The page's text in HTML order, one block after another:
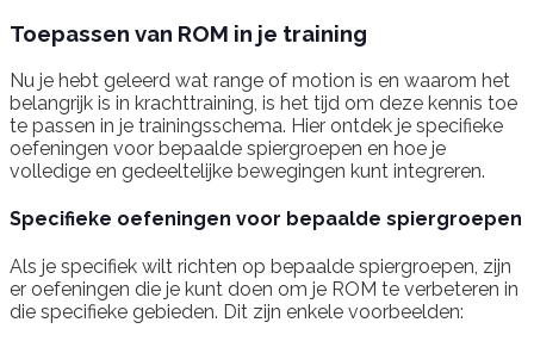
Toepassen van ROM in je training
Nu je hebt geleerd wat range of motion is en waarom het
belangrijk is in krachttraining, is het tijd om deze kennis toe
te passen in je trainingsschema. Hier ontdek je specifieke
oefeningen voor bepaalde spiergroepen en hoe je
volledige en gedeeltelijke bewegingen kunt integreren.
Specifieke oefeningen voor bepaalde spiergroepen
Als je specifiek wilt richten op bepaalde spiergroepen, zijn
er oefeningen die je kunt doen om je ROM te verbeteren in
die specifieke gebieden. Dit zijn enkele voorbeelden: